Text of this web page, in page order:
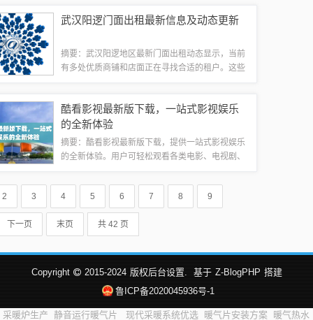
目标而不懈努力。罗益昌先生的背景与经历罗...
武汉阳逻门面出租最新信息及动态更新
摘要：武汉阳逻地区最新门面出租动态显示，当前
有多处优质商铺和店面正在寻找合适的租户。这些
周边环境等详细信息，为有意租赁门面的商家...
酷看影视最新版下载，一站式影视娱乐
的全新体验
摘要：酷看影视最新版下载，提供一站式影视娱乐
的全新体验。用户可轻松观看各类电影、电视剧、
载还增加了更多特色功能，如智能推荐、个性化定
制等，满足用户不同需求。无论是热爱电影、...
2 3 4 5 6 7 8 9
下一页 末页 共 42 页
Copyright 2015-2024 版权后台设置. 基于 Z-BlogPHP 搭建
鲁ICP备2020045936号-1
采暖炉生产 静音运行暖气片 现代采暖系统优选 暖气片安装方案 暖气热水